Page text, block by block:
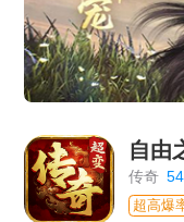
自由
传奇
超高爆